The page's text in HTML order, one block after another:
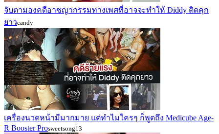
จับตามองคดีอาชญากรรมทางเพศที่อาจจะทำให้ Diddy ติดคุก
ยาวcandy
เครื่องนวดหน้ามีมากมาย แต่ทำไมใครๆ ก็พูดถึง Medicube Age-
R Booster Prosweetsong13